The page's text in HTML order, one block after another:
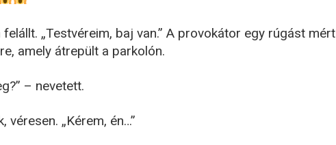
„Testvéreim, baj van.” A provokátor egy rúgást mért
amely átrepült a parkolón.
– nevetett.
véresen. „Kérem, én…”